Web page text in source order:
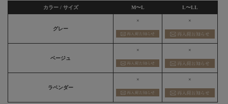
カラー / サイズ M〜L L〜LL
グレー
× ×
ベージュ
× ×
ラベンダー
× ×